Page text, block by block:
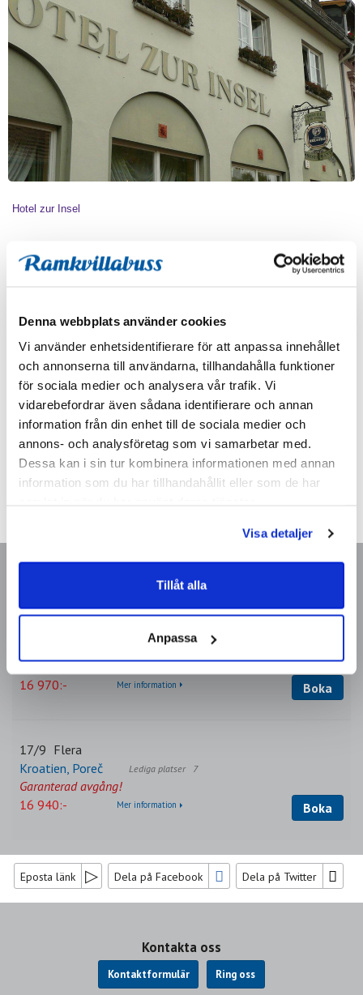
Denna webbplats använder cookies
Vi använder enhetsidentifierare för att anpassa innehållet
och annonserna till användarna, tillhandahålla funktioner
för sociala medier och analysera vår trafik. Vi
vidarebefordrar även sådana identifierare och annan
information från din enhet till de sociala medier och
annons- och analysföretag som vi samarbetar med.
Dessa kan i sin tur kombinera informationen med annan
information som du har tillhandahållit eller som de har
Visa detaljer
Tillåt alla
Anpassa
Hotel zur Insel
Tel: 0049-3327 66160
https://hotel-zur-insel.de
Våningar: 3 Rum: 49 Hiss finns.
Rumsstandard: Bad/dusch/wc, hårfön, telefon, TV.
Restaurang, trädgård med utemöbler.
Avgångar & priser
Må-bra-resa till Kirchberg i Tyrolen
Garanterad avgång!
16 970:- Boka
Mer information
17/9 Flera
Kroatien, Poreč
Garanterad avgång!
7
16 940:- Boka
Mer information
Eposta länk Dela på Facebook Dela på Twitter
Sociala medier
Kontakta oss
Kontaktformulär Ring oss